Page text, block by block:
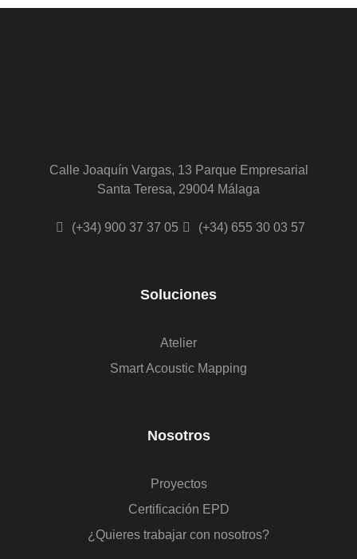
Calle Joaquín Vargas, 13 Parque Empresarial
Santa Teresa, 29004 Málaga
(+34) 900 37 37 05 (+34) 655 30 03 57
Soluciones
Atelier
Smart Acoustic Mapping
Nosotros
Proyectos
Certificación EPD
¿Quieres trabajar con nosotros?